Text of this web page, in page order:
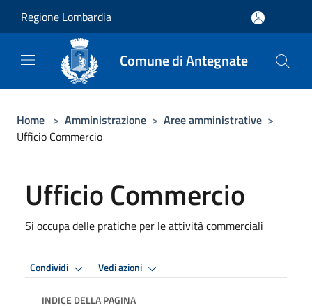
Regione Lombardia
Comune di Antegnate
Home > Amministrazione > Aree amministrative >
Ufficio Commercio
Ufficio Commercio
Si occupa delle pratiche per le attività commerciali
Condividi Vedi azioni
INDICE DELLA PAGINA